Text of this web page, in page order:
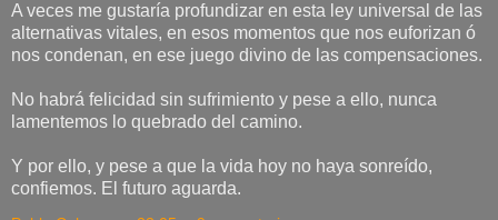
A veces me gustaría profundizar en esta ley universal de las
alternativas vitales, en esos momentos que nos euforizan ó
nos condenan, en ese juego divino de las compensaciones.
No habrá felicidad sin sufrimiento y pese a ello, nunca
lamentemos lo quebrado del camino.
Y por ello, y pese a que la vida hoy no haya sonreído,
confiemos. El futuro aguarda.